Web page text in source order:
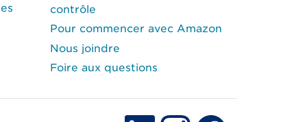
contrôle
Pour commencer avec Amazon
Nous joindre
Foire aux questions